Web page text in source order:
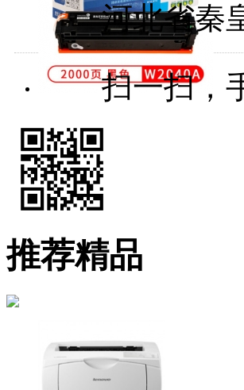
河北省秦
扫一扫，
推荐精品